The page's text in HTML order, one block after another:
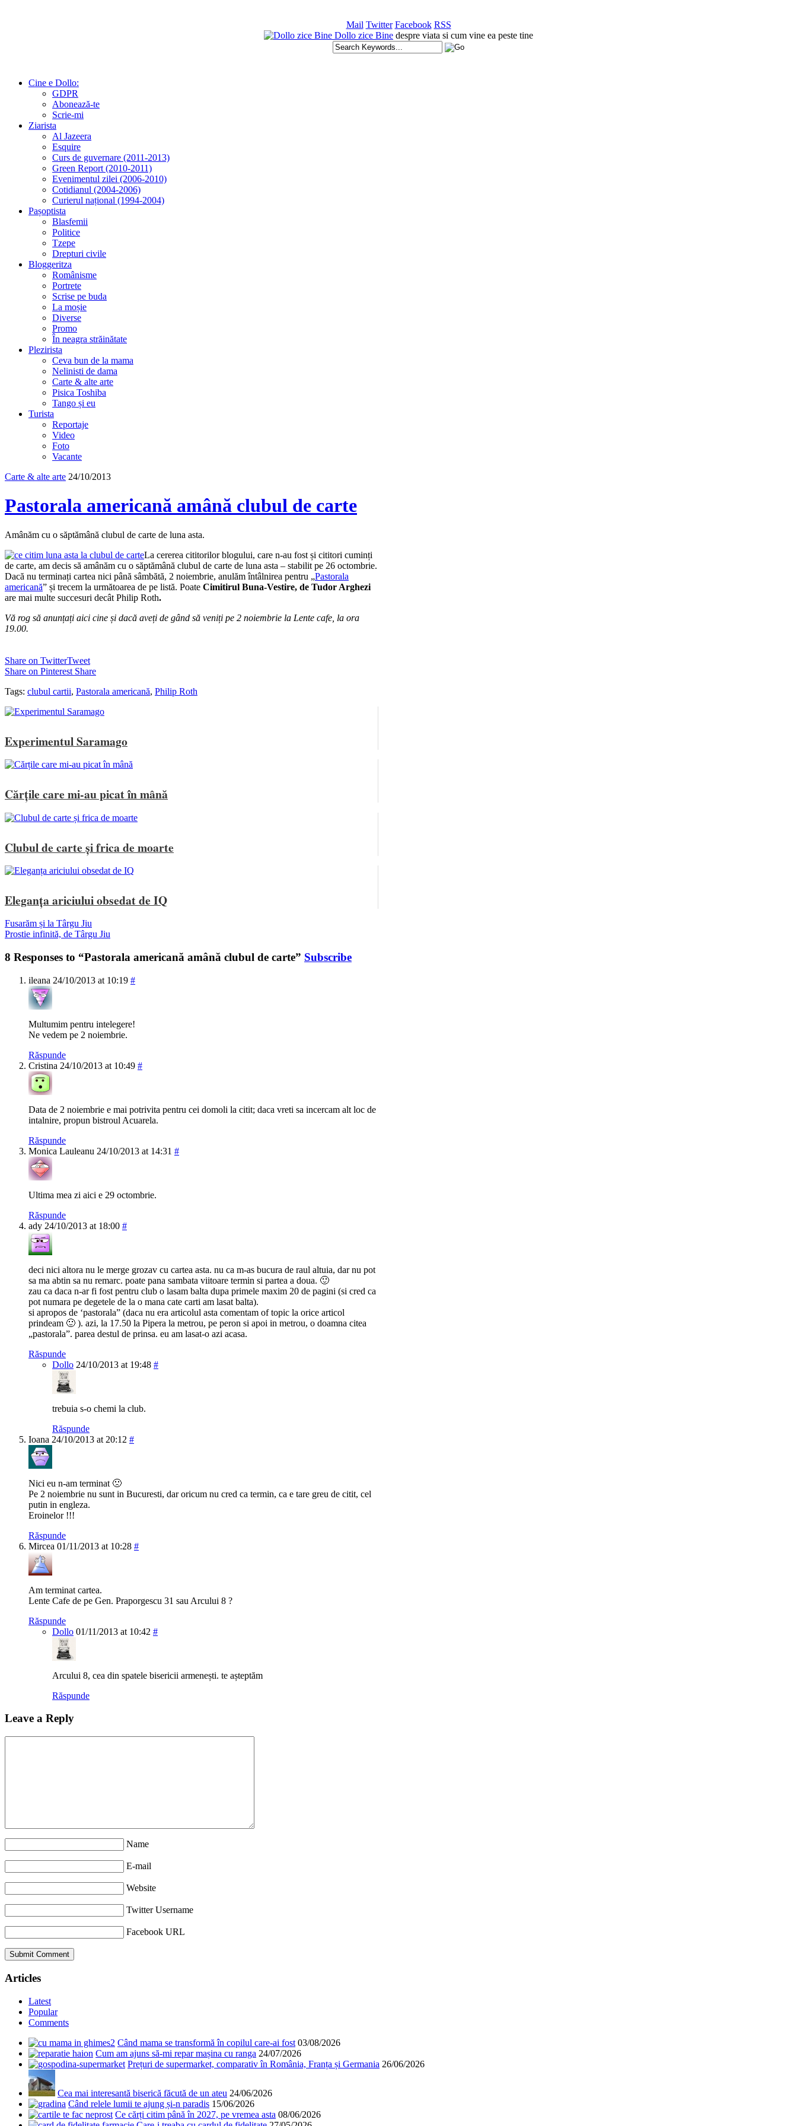
Mail Twitter Facebook RSS
Dollo zice Bine despre viata si cum vine ea peste tine
Cine e Dollo:
GDPR
Abonează-te
Scrie-mi
Ziarista
Al Jazeera
Esquire
Curs de guvernare (2011-2013)
Green Report (2010-2011)
Evenimentul zilei (2006-2010)
Cotidianul (2004-2006)
Curierul național (1994-2004)
Pașoptista
Blasfemii
Politice
Tzepe
Drepturi civile
Bloggeritza
Românisme
Portrete
Scrise pe buda
La moșie
Diverse
Promo
În neagra străinătate
Plezirista
Ceva bun de la mama
Nelinisti de dama
Carte & alte arte
Pisica Toshiba
Tango și eu
Turista
Reportaje
Video
Foto
Vacante
Carte & alte arte 24/10/2013
Pastorala americană amână clubul de carte
Amânăm cu o săptămână clubul de carte de luna asta.
La cererea cititorilor blogului, care n-au fost și cititori cuminți
de carte, am decis să amânăm cu o săptămână clubul de carte de luna asta – stabilit pe 26 octombrie.
Dacă nu terminați cartea nici până sâmbătă, 2 noiembrie, anulăm întâlnirea pentru „Pastorala
americană” și trecem la următoarea de pe listă. Poate Cimitirul Buna-Vestire, de Tudor Arghezi
are mai multe succesuri decât Philip Roth.
Vă rog să anunțați aici cine și dacă aveți de gând să veniți pe 2 noiembrie la Lente cafe, la ora
19.00.
Share on TwitterTweet
Share on Pinterest Share
Tags: clubul cartii, Pastorala americană, Philip Roth
Experimentul Saramago
Cărțile care mi-au picat în mână
Clubul de carte și frica de moarte
Eleganța ariciului obsedat de IQ
Fusarăm și la Târgu Jiu
Prostie infinită, de Târgu Jiu
8 Responses to “Pastorala americană amână clubul de carte” Subscribe
ileana 24/10/2013 at 10:19 #
Multumim pentru intelegere!
Ne vedem pe 2 noiembrie.
Răspunde
Cristina 24/10/2013 at 10:49 #
Data de 2 noiembrie e mai potrivita pentru cei domoli la citit; daca vreti sa incercam alt loc de
intalnire, propun bistroul Acuarela.
Răspunde
Monica Lauleanu 24/10/2013 at 14:31 #
Ultima mea zi aici e 29 octombrie.
Răspunde
ady 24/10/2013 at 18:00 #
deci nici altora nu le merge grozav cu cartea asta. nu ca m-as bucura de raul altuia, dar nu pot
sa ma abtin sa nu remarc. poate pana sambata viitoare termin si partea a doua. 🙂
zau ca daca n-ar fi fost pentru club o lasam balta dupa primele maxim 20 de pagini (si cred ca
pot numara pe degetele de la o mana cate carti am lasat balta).
si apropos de ‘pastorala” (daca nu era articolul asta comentam of topic la orice articol
prindeam 🙂 ). azi, la 17.50 la Pipera la metrou, pe peron si apoi in metrou, o doamna citea
„pastorala”. parea destul de prinsa. eu am lasat-o azi acasa.
Răspunde
Dollo 24/10/2013 at 19:48 #
trebuia s-o chemi la club.
Răspunde
Ioana 24/10/2013 at 20:12 #
Nici eu n-am terminat 🙁
Pe 2 noiembrie nu sunt in Bucuresti, dar oricum nu cred ca termin, ca e tare greu de citit, cel
putin in engleza.
Eroinelor !!!
Răspunde
Mircea 01/11/2013 at 10:28 #
Am terminat cartea.
Lente Cafe de pe Gen. Praporgescu 31 sau Arcului 8 ?
Răspunde
Dollo 01/11/2013 at 10:42 #
Arcului 8, cea din spatele bisericii armenești. te așteptăm
Răspunde
Leave a Reply
Name
E-mail
Website
Twitter Username
Facebook URL
Articles
Latest
Popular
Comments
Când mama se transformă în copilul care-ai fost 03/08/2026
Cum am ajuns să-mi repar mașina cu ranga 24/07/2026
Prețuri de supermarket, comparativ în România, Franța și Germania 26/06/2026
Cea mai interesantă biserică făcută de un ateu 24/06/2026
Când relele lumii te ajung și-n paradis 15/06/2026
Ce cărți citim până în 2027, pe vremea asta 08/06/2026